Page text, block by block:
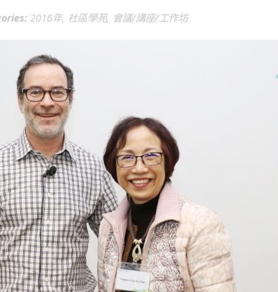
2016年, 社區學苑, 會議/講座/工作坊